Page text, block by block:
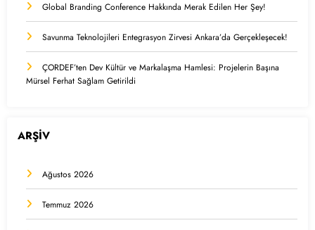
Global Branding Conference Hakkında Merak Edilen Her Şey!
Savunma Teknolojileri Entegrasyon Zirvesi Ankara’da Gerçekleşecek!
ÇORDEF’ten Dev Kültür ve Markalaşma Hamlesi: Projelerin Başına
Mürsel Ferhat Sağlam Getirildi
ARŞİV
Ağustos 2026
Temmuz 2026